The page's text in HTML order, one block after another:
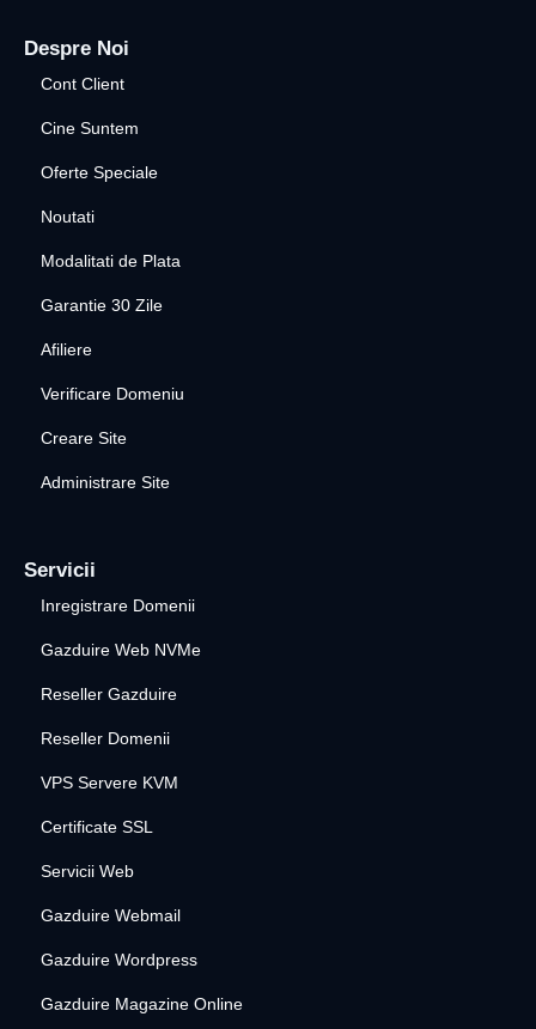
Despre Noi
Cont Client
Cine Suntem
Oferte Speciale
Noutati
Modalitati de Plata
Garantie 30 Zile
Afiliere
Verificare Domeniu
Creare Site
Administrare Site
Servicii
Inregistrare Domenii
Gazduire Web NVMe
Reseller Gazduire
Reseller Domenii
VPS Servere KVM
Certificate SSL
Servicii Web
Gazduire Webmail
Gazduire Wordpress
Gazduire Magazine Online